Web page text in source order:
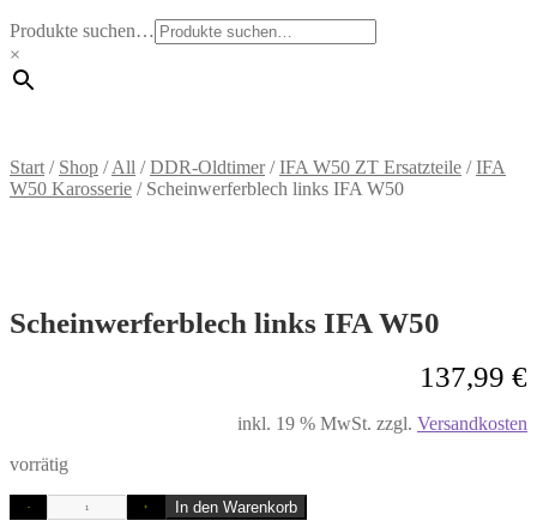
Produkte suchen…
×
Start / Shop /All /DDR-Oldtimer/IFA W50 ZT Ersatzteile /IFA
W50 Karosserie / Scheinwerferblech links IFA W50
Scheinwerferblech links IFA W50
137,99 €
inkl. 19 % MwSt. zzgl. Versandkosten
vorrätig
- + In den Warenkorb